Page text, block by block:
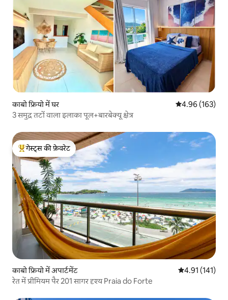
काबो फ्रियो में घर औसत रेटिंग 5 में से
4.96 (163)
3 समुद्र तटों वाला इलाका पूल+बारबेक्यू क्षेत्र
गेस्ट्स का टॉप फ़ेवरेट
गेस्ट्स की फ़ेवरेट
काबो फ्रियो में अपार्टमेंट औसत रेटिंग 5 में से
4.91 (141)
रेत में प्रीमियम पैर 201 सागर दृश्य Praia do Forte